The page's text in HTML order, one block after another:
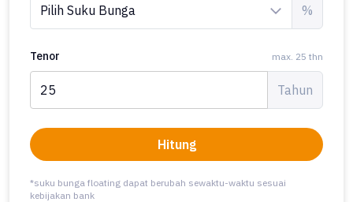
%
Tenor max. 25 thn
Tahun
Hitung
*suku bunga floating dapat berubah sewaktu-waktu sesuai
kebijakan bank